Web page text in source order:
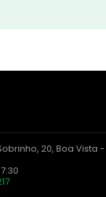
20, Boa Vista -